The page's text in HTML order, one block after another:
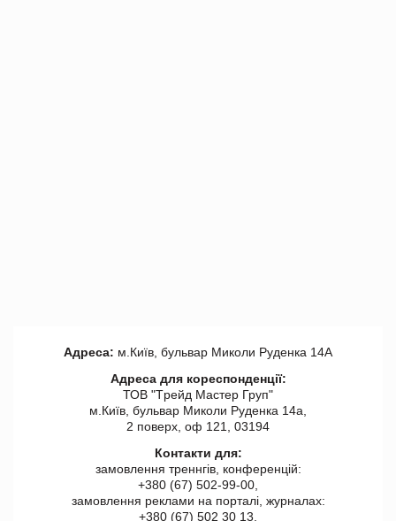
Адреса: м.Київ, бульвар Миколи Руденка 14А
Адреса для кореспонденції:
ТОВ "Tрейд Мастер Груп"
м.Київ, бульвар Миколи Руденка 14а,
2 поверх, оф 121, 03194
Контакти для:
замовлення треннгів, конференцій:
+380 (67) 502-99-00,
замовлення реклами на порталі, журналах:
+380 (67) 502 30 13,